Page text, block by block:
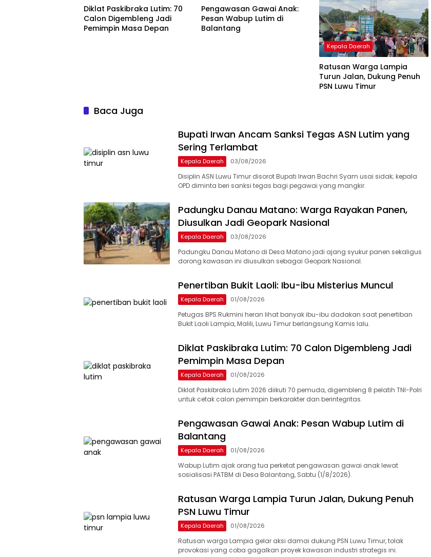
Diklat Paskibraka Lutim: 70
Calon Digembleng Jadi
Pemimpin Masa Depan
Pengawasan Gawai Anak:
Pesan Wabup Lutim di
Balantang
Kepala Daerah
Ratusan Warga Lampia
Turun Jalan, Dukung Penuh
PSN Luwu Timur
Baca Juga
Bupati Irwan Ancam Sanksi Tegas ASN Lutim yang
Sering Terlambat
Kepala Daerah 03/08/2026
Disiplin ASN Luwu Timur disorot Bupati Irwan Bachri Syam usai sidak; kepala
OPD diminta beri sanksi tegas bagi pegawai yang mangkir.
Padungku Danau Matano: Warga Rayakan Panen,
Diusulkan Jadi Geopark Nasional
Kepala Daerah 03/08/2026
Padungku Danau Matano di Desa Matano jadi ajang syukur panen sekaligus
dorong kawasan ini diusulkan sebagai Geopark Nasional.
Penertiban Bukit Laoli: Ibu-ibu Misterius Muncul
Kepala Daerah 01/08/2026
Petugas BPS Rukmini heran lihat banyak ibu-ibu dadakan saat penertiban
Bukit Laoli Lampia, Malili, Luwu Timur berlangsung Kamis lalu.
Diklat Paskibraka Lutim: 70 Calon Digembleng Jadi
Pemimpin Masa Depan
Kepala Daerah 01/08/2026
Diklat Paskibraka Lutim 2026 diikuti 70 pemuda, digembleng 8 pelatih TNI-Polri
untuk cetak calon pemimpin berkarakter dan berintegritas.
Pengawasan Gawai Anak: Pesan Wabup Lutim di
Balantang
Kepala Daerah 01/08/2026
Wabup Lutim ajak orang tua perketat pengawasan gawai anak lewat
sosialisasi PATBM di Desa Balantang, Sabtu (1/8/2026).
Ratusan Warga Lampia Turun Jalan, Dukung Penuh
PSN Luwu Timur
Kepala Daerah 01/08/2026
Ratusan warga Lampia gelar aksi damai dukung PSN Luwu Timur, tolak
provokasi yang coba gagalkan proyek kawasan industri strategis ini.